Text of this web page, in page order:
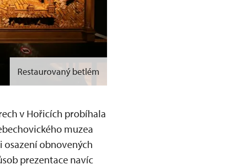
Restaurovaný betlém
v Hořicích probíhala
muzea
obnovených
prezentace navíc